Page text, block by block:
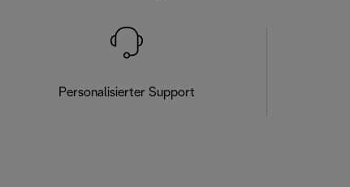
Personalisierter Support